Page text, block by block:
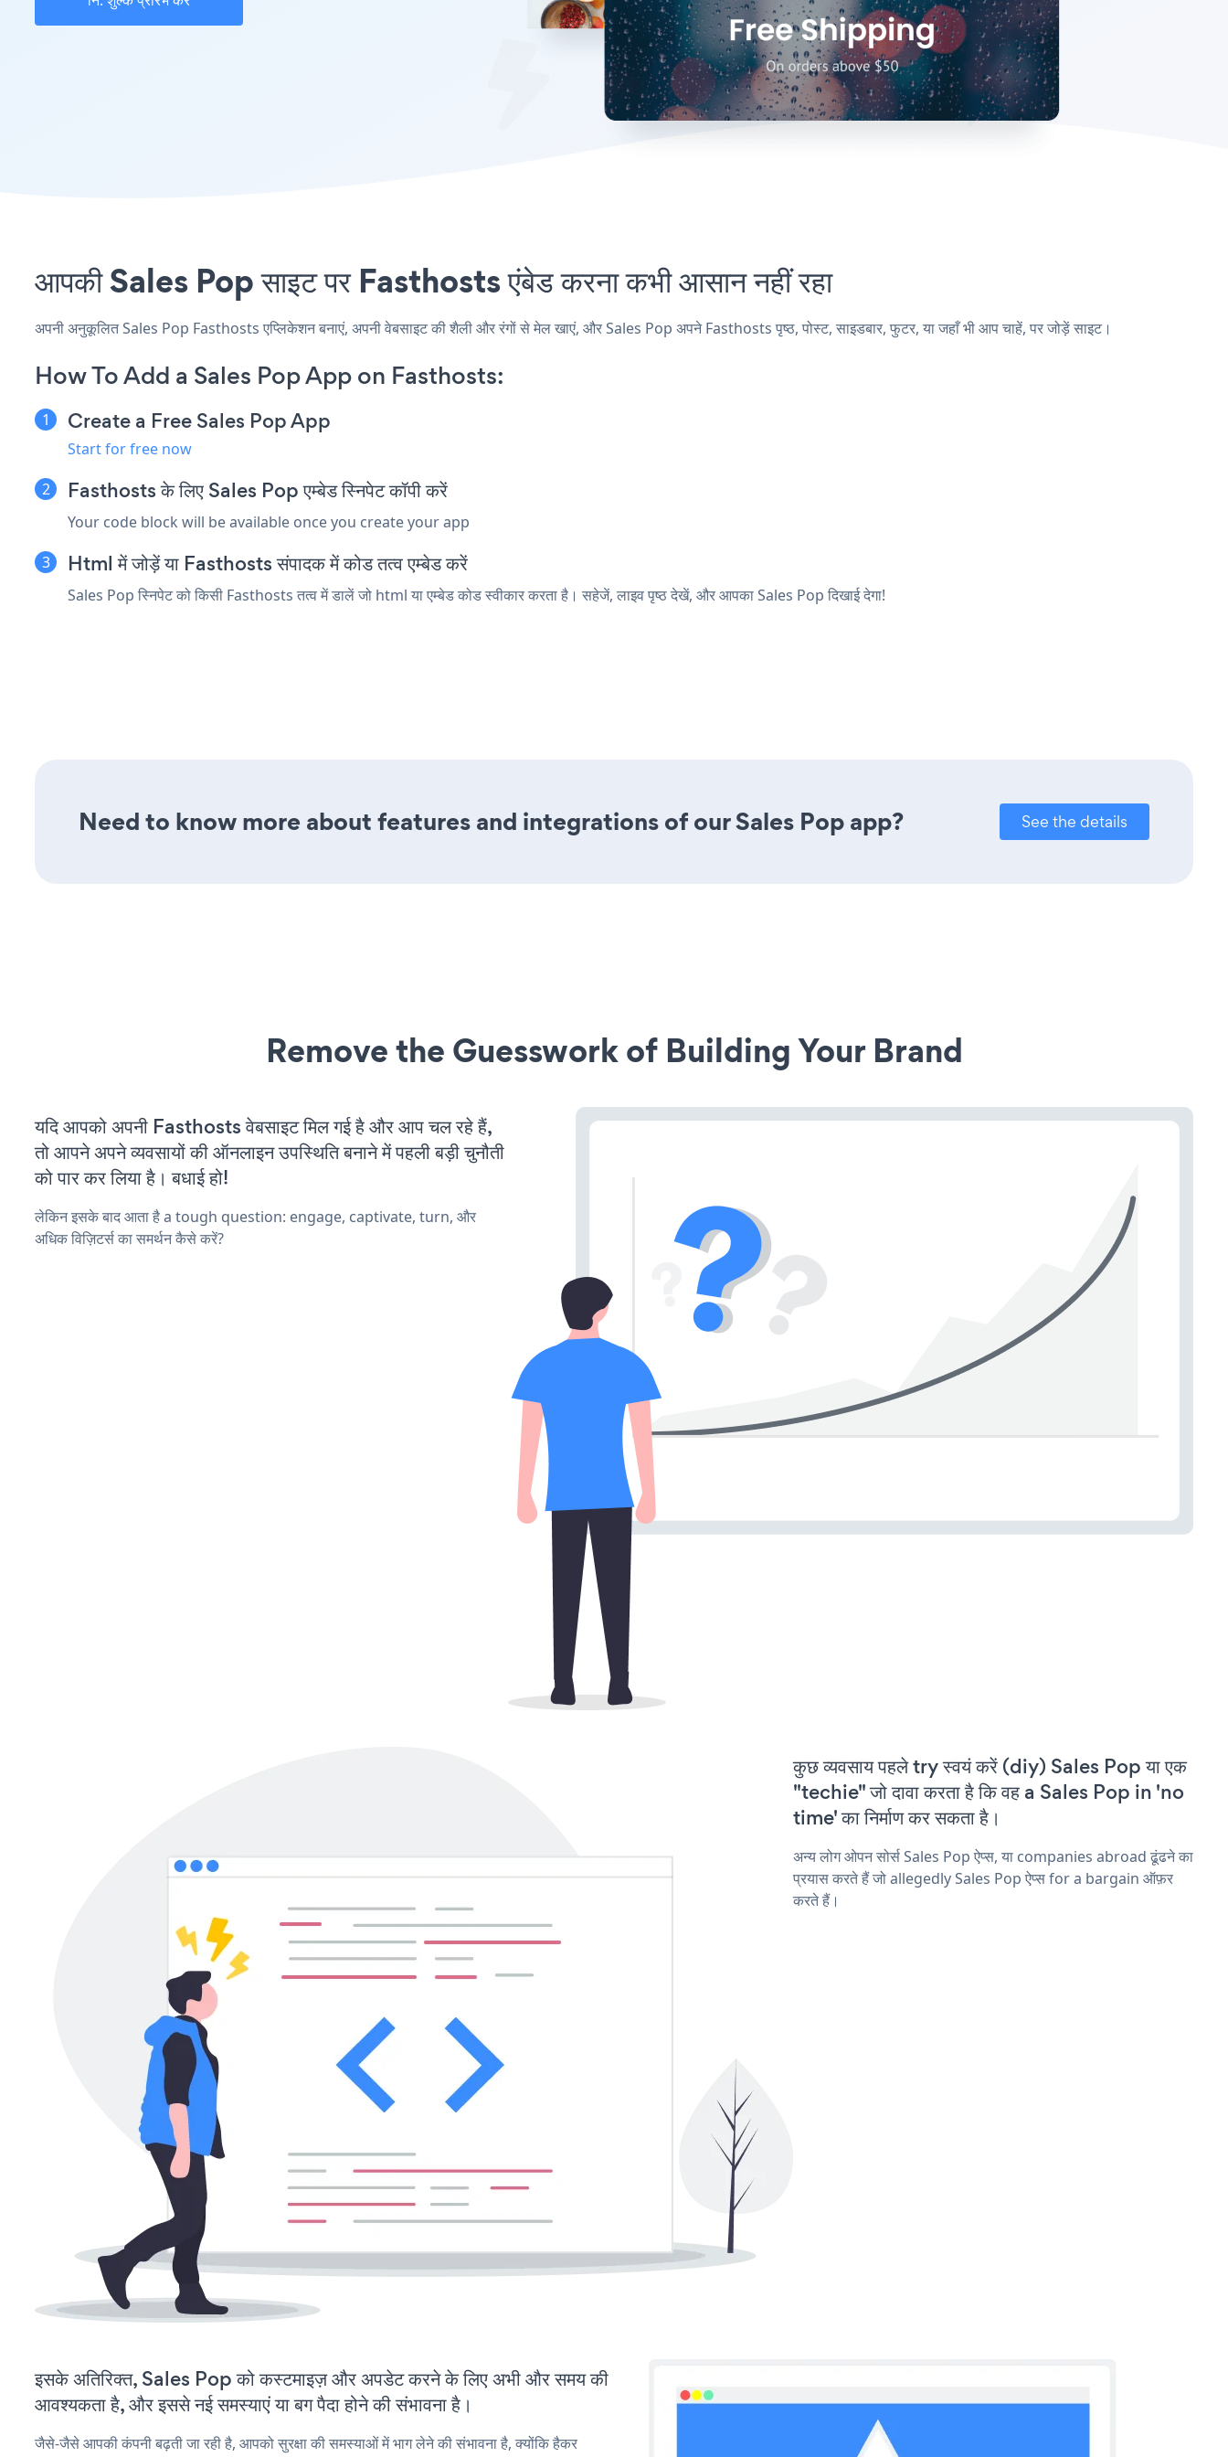
आपकी Sales Pop साइट पर Fasthosts एंबेड करना कभी आसान नहीं रहा
अपनी अनुकूलित Sales Pop Fasthosts एप्लिकेशन बनाएं, अपनी वेबसाइट की शैली और रंगों से मेल खाएं, और Sales Pop अपने Fasthosts पृष्ठ, पोस्ट, साइडबार, फुटर, या जहाँ भी आप चाहें, पर जोड़ें साइट।
How To Add a Sales Pop App on Fasthosts:
Create a Free Sales Pop App
Start for free now
Fasthosts के लिए Sales Pop एम्बेड स्निपेट कॉपी करें
Your code block will be available once you create your app
Html में जोड़ें या Fasthosts संपादक में कोड तत्व एम्बेड करें
Sales Pop स्निपेट को किसी Fasthosts तत्व में डालें जो html या एम्बेड कोड स्वीकार करता है। सहेजें, लाइव पृष्ठ देखें, और आपका Sales Pop दिखाई देगा!
Need to know more about features and integrations of our Sales Pop app? See the details
Remove the Guesswork of Building Your Brand
यदि आपको अपनी Fasthosts वेबसाइट मिल गई है और आप चल रहे हैं,
तो आपने अपने व्यवसायों की ऑनलाइन उपस्थिति बनाने में पहली बड़ी चुनौती
को पार कर लिया है। बधाई हो!
लेकिन इसके बाद आता है a tough question: engage, captivate, turn, और
अधिक विज़िटर्स का समर्थन कैसे करें?
कुछ व्यवसाय पहले try स्वयं करें (diy) Sales Pop या एक
"techie" जो दावा करता है कि वह a Sales Pop in 'no
time' का निर्माण कर सकता है।
अन्य लोग ओपन सोर्स Sales Pop ऐप्स, या companies abroad ढूंढने का
प्रयास करते हैं जो allegedly Sales Pop ऐप्स for a bargain ऑफ़र
करते हैं।
इसके अतिरिक्त, Sales Pop को कस्टमाइज़ और अपडेट करने के लिए अभी और समय की
आवश्यकता है, और इससे नई समस्याएं या बग पैदा होने की संभावना है।
जैसे-जैसे आपकी कंपनी बढ़ती जा रही है, आपको सुरक्षा की समस्याओं में भाग लेने की संभावना है, क्योंकि हैकर